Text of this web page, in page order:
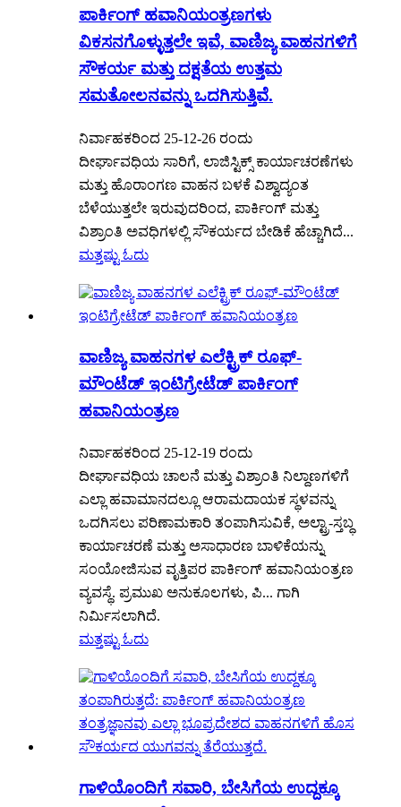
ಪಾರ್ಕಿಂಗ್ ಹವಾನಿಯಂತ್ರಣಗಳು
ವಿಕಸನಗೊಳ್ಳುತ್ತಲೇ ಇವೆ, ವಾಣಿಜ್ಯ ವಾಹನಗಳಿಗೆ
ಸೌಕರ್ಯ ಮತ್ತು ದಕ್ಷತೆಯ ಉತ್ತಮ
ಸಮತೋಲನವನ್ನು ಒದಗಿಸುತ್ತಿವೆ.
ನಿರ್ವಾಹಕರಿಂದ 25-12-26 ರಂದು
ದೀರ್ಘಾವಧಿಯ ಸಾರಿಗೆ, ಲಾಜಿಸ್ಟಿಕ್ಸ್ ಕಾರ್ಯಾಚರಣೆಗಳು
ಮತ್ತು ಹೊರಾಂಗಣ ವಾಹನ ಬಳಕೆ ವಿಶ್ವಾದ್ಯಂತ
ಬೆಳೆಯುತ್ತಲೇ ಇರುವುದರಿಂದ, ಪಾರ್ಕಿಂಗ್ ಮತ್ತು
ವಿಶ್ರಾಂತಿ ಅವಧಿಗಳಲ್ಲಿ ಸೌಕರ್ಯದ ಬೇಡಿಕೆ ಹೆಚ್ಚಾಗಿದೆ...
ಮತ್ತಷ್ಟು ಓದು
ವಾಣಿಜ್ಯ ವಾಹನಗಳ ಎಲೆಕ್ಟ್ರಿಕ್ ರೂಫ್-
ಮೌಂಟೆಡ್ ಇಂಟಿಗ್ರೇಟೆಡ್ ಪಾರ್ಕಿಂಗ್
ಹವಾನಿಯಂತ್ರಣ
ನಿರ್ವಾಹಕರಿಂದ 25-12-19 ರಂದು
ದೀರ್ಘಾವಧಿಯ ಚಾಲನೆ ಮತ್ತು ವಿಶ್ರಾಂತಿ ನಿಲ್ದಾಣಗಳಿಗೆ
ಎಲ್ಲಾ ಹವಾಮಾನದಲ್ಲೂ ಆರಾಮದಾಯಕ ಸ್ಥಳವನ್ನು
ಒದಗಿಸಲು ಪರಿಣಾಮಕಾರಿ ತಂಪಾಗಿಸುವಿಕೆ, ಅಲ್ಟ್ರಾ-ಸ್ತಬ್ಧ
ಕಾರ್ಯಾಚರಣೆ ಮತ್ತು ಅಸಾಧಾರಣ ಬಾಳಿಕೆಯನ್ನು
ಸಂಯೋಜಿಸುವ ವೃತ್ತಿಪರ ಪಾರ್ಕಿಂಗ್ ಹವಾನಿಯಂತ್ರಣ
ವ್ಯವಸ್ಥೆ. ಪ್ರಮುಖ ಅನುಕೂಲಗಳು, ಪಿ... ಗಾಗಿ
ನಿರ್ಮಿಸಲಾಗಿದೆ.
ಮತ್ತಷ್ಟು ಓದು
ಗಾಳಿಯೊಂದಿಗೆ ಸವಾರಿ, ಬೇಸಿಗೆಯ ಉದ್ದಕ್ಕೂ